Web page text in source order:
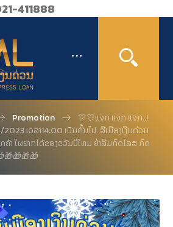
411888
Promotion
🎊🎊ແຈກ ແຈກ ແຈກ..!
ເວລາ14:00 ເປັນຕົ້ນໄປ. ສີເມືອງເງີນດ່ວນ
າ ໃຜຢາກໄດ້ຂອງຂວັນປີໃຫມ່ ຢ່າລືມກົດໄລສ ກົດ